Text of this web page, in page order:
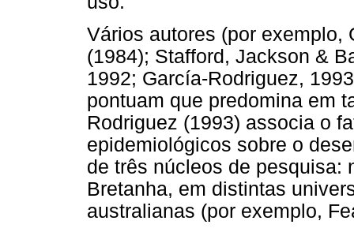
Vários autores (por exemplo,
(1984); Stafford, Jackson &
1992; García-Rodriguez,
pontuam que predomina em
Rodriguez (1993) associa o
epidemiológicos sobre o
de três núcleos de pesquisa:
Bretanha, em distintas
australianas (por exemplo,